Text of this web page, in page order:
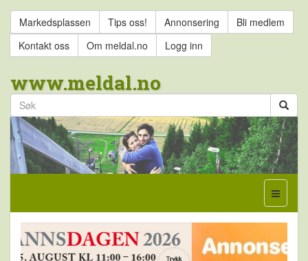
Markedsplassen Tips oss! Annonsering
Bli medlem
Kontakt oss
Om meldal.no Logg inn
www.meldal.no